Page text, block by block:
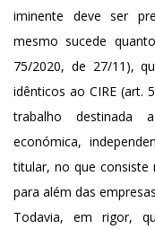
iminente deve ser
mesmo sucede
75/2020, de 27/11),
idênticos ao CIRE (art.
trabalho destinada
económica,
titular, no que
para além das
Todavia, em rigor,